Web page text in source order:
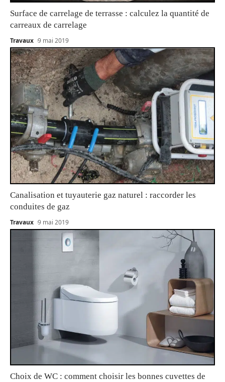
Surface de carrelage de terrasse : calculez la quantité de
carreaux de carrelage
Travaux 9 mai 2019
Canalisation et tuyauterie gaz naturel : raccorder les
conduites de gaz
Travaux 9 mai 2019
Choix de WC : comment choisir les bonnes cuvettes de